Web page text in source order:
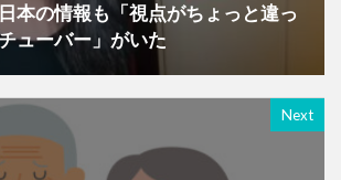
本の情報も「視点がちょっと違っ
ューバー」がいた
Next